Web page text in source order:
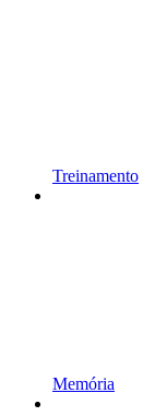
Treinamento
Memória